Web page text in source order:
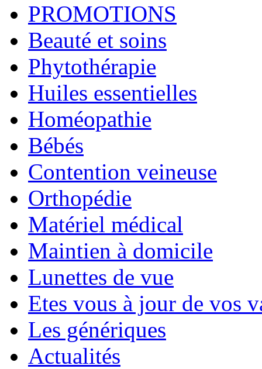
PROMOTIONS
Beauté et soins
Phytothérapie
Huiles essentielles
Homéopathie
Bébés
Contention veineuse
Orthopédie
Matériel médical
Maintien à domicile
Lunettes de vue
Etes vous à jour de vos
Les génériques
Actualités